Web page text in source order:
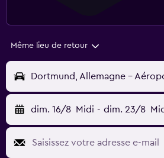
Même lieu de retour
dim. 16/8 Midi - dim. 23/8